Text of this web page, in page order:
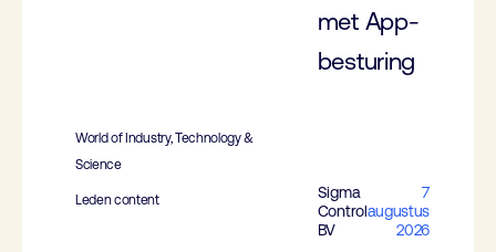
met App-
besturing
World of Industry, Technology &
Science
Leden content
Sigma
Control
BV
7
augustus
2026